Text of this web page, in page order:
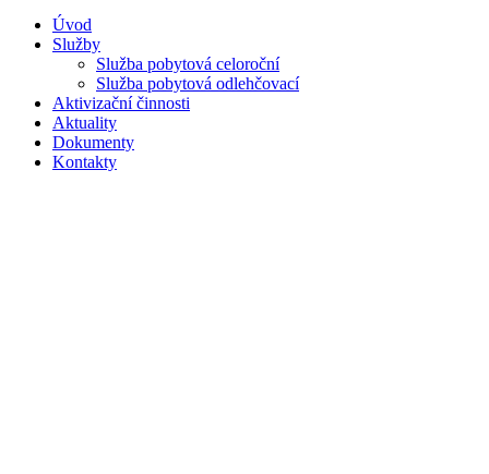
Úvod
Služby
Služba pobytová celoroční
Služba pobytová odlehčovací
Aktivizační činnosti
Aktuality
Dokumenty
Kontakty